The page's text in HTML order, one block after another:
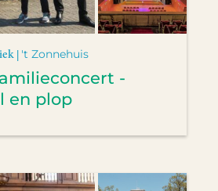
| 't Zonnehuis
-
en plop